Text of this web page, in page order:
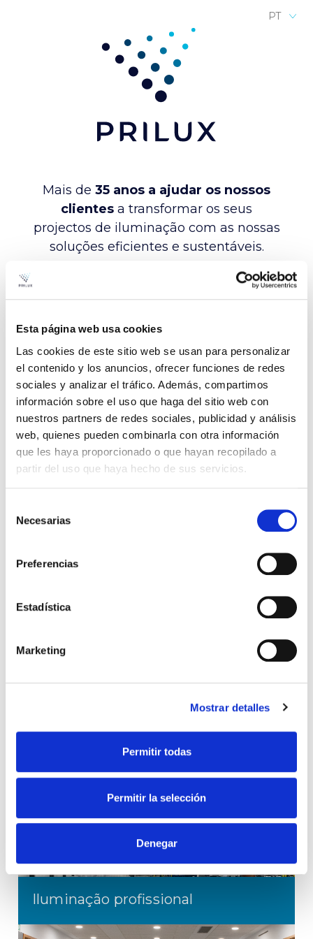
Esta página web usa cookies
Las cookies de este sitio web se usan para personalizar
el contenido y los anuncios, ofrecer funciones de redes
sociales y analizar el tráfico. Además, compartimos
información sobre el uso que haga del sitio web con
nuestros partners de redes sociales, publicidad y análisis
web, quienes pueden combinarla con otra información
que les haya proporcionado o que hayan recopilado a
partir del uso que haya hecho de sus servicios.
Necesarias
Preferencias
Estadística
Marketing
Mostrar detalles
Permitir todas
Permitir la selección
Denegar
PT
Mais de 35 anos a ajudar os nossos
clientes a transformar os seus
projectos de iluminação com as nossas
soluções eficientes e sustentáveis.
Oferecemos tecnologia inovadora e
sistemas de controlo inteligentes para
maximizar o desempenho.
Queremos oferecer-lhe a melhor
experiência:
A que setor profissional
Faça parte da era das cidades
Optimize a eficiência e o consumo
Iluminação profissional